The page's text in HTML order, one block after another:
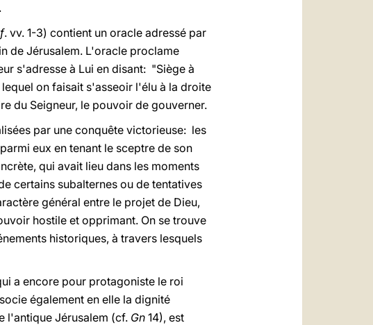
. vv. 1-3) contient un oracle adressé par
de Jérusalem. L'oracle proclame
s'adresse à Lui en disant: "Siège à
on faisait s'asseoir l'élu à la droite
du Seigneur, le pouvoir de gouverner.
par une conquête victorieuse: les
eux en tenant le sceptre de son
qui avait lieu dans les moments
certains subalternes ou de tentatives
général entre le projet de Dieu,
hostile et opprimant. On se trouve
historiques, à travers lesquels
a encore pour protagoniste le roi
également en elle la dignité
l'antique Jérusalem (cf. Gn 14), est